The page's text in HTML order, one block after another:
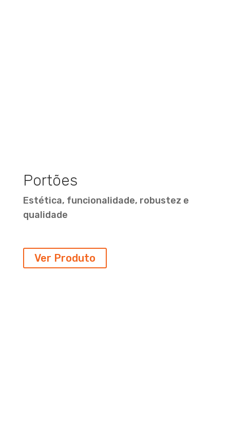
Portões
Estética, funcionalidade, robustez e
qualidade
Ver Produto